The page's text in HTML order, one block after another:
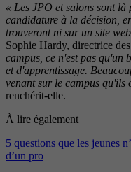
« Les JPO et salons sont
candidature à la décision,
trouveront ni sur un site
Sophie Hardy, directrice
campus, ce n'est pas qu'un
et d'apprentissage.
venant sur le campus qu'ils
renchérit-elle.
À lire également
5 questions que les jeunes
d’un pro